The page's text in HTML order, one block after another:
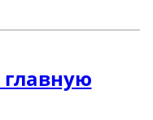
главную